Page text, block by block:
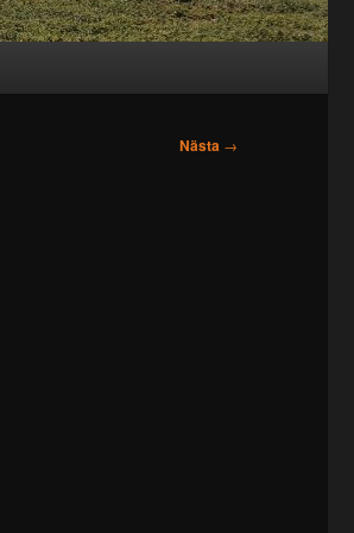
Nästa →